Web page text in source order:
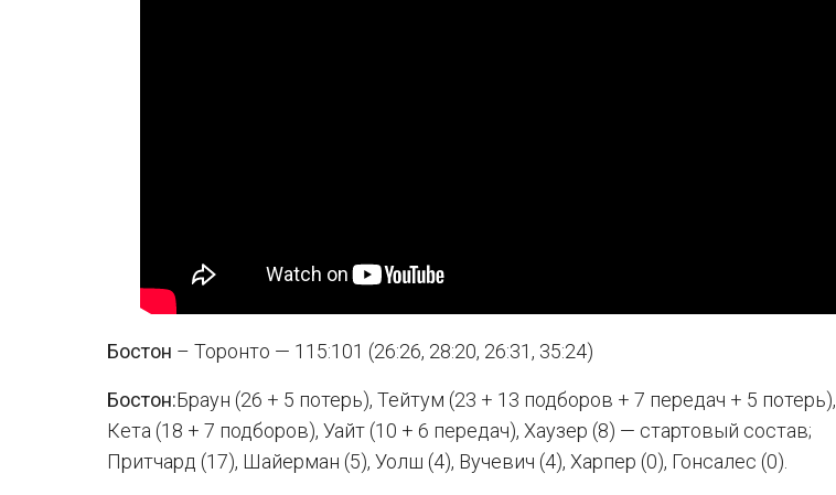
Бостон – Торонто — 115:101 (26:26, 28:20, 26:31, 35:24)
Бостон:Браун (26 + 5 потерь), Тейтум (23 + 13 подборов + 7 передач + 5 потерь),
Кета (18 + 7 подборов), Уайт (10 + 6 передач), Хаузер (8) — стартовый состав;
Притчард (17), Шайерман (5), Уолш (4), Вучевич (4), Харпер (0), Гонсалес (0).